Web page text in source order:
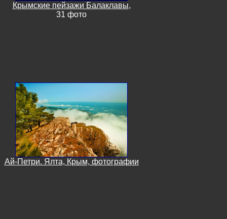
Крымские пейзажи Балаклавы,
31 фото
Ай-Петри. Ялта, Крым, фотографии